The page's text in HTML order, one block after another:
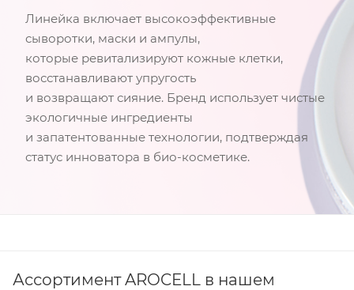
Линейка включает высокоэффективные
сыворотки, маски и ампулы,
которые ревитализируют кожные клетки,
восстанавливают упругость
и возвращают сияние. Бренд использует чистые
экологичные ингредиенты
и запатентованные технологии, подтверждая
статус инноватора в био-косметике.
Ассортимент AROCELL в нашем